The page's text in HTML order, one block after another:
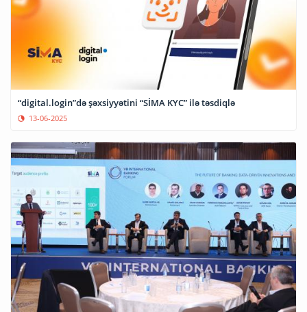
“digital.login”də şəxsiyyətini “SİMA KYC” ilə təsdiqlə
13-06-2025